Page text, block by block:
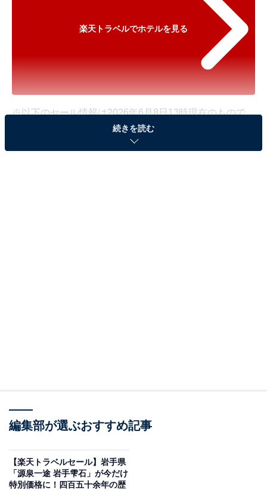
楽天トラベルでホテルを見る
※以下のセール情報は2026年6月8日13時現在のもので
す。料金の変更、満室の場合もあります。
※本記事で紹介している商品の購入やサービスの利用により、売上の一部が
す。
続きを読む
編集部が選ぶおすすめ記事
【楽天トラベルセール】岩手県
「源泉一途 岩手雫石」が今だけ
特別価格に！四百五十余年の歴